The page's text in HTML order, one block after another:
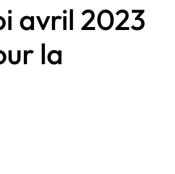
avril 2023
la